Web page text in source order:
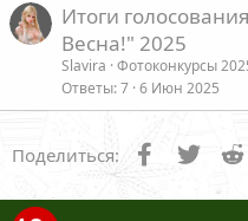
Итоги
Весна!" 2025
Slavira Фотоконкурсы
Ответы 7 6 Июн 2025
Поделиться: Facebook
Twitter